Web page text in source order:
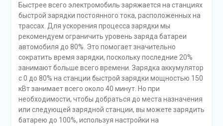
Быстрее всего электромобиль заряжается на станциях
быстрой зарядки постоянного тока, расположенных на
трассах. Для ускорения процесса зарядки мы
рекомендуем ограничить уровень заряда батареи
автомобиля до 80%. Это помогает значительно
сократить время зарядки, поскольку последние 20%
занимают больше всего времени. Зарядка аккумулятор
с 0 до 80% на станции быстрой зарядки мощностью 150
кВт занимает всего около 40 минут. Но при
необходимости, чтобы добраться до места назначения
или следующей зарядной станции, вы можете зарядить
батарею до 100%, используя настройки на